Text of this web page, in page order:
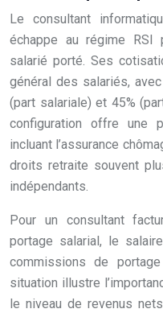
Le consultant
échappe au régime RSI
salarié porté. Ses
général des salariés,
(part salariale) et 45%
configuration offre une
incluant l’assurance
droits retraite souvent
indépendants.
Pour un consultant
portage salarial, le
commissions de
situation illustre
le niveau de revenus